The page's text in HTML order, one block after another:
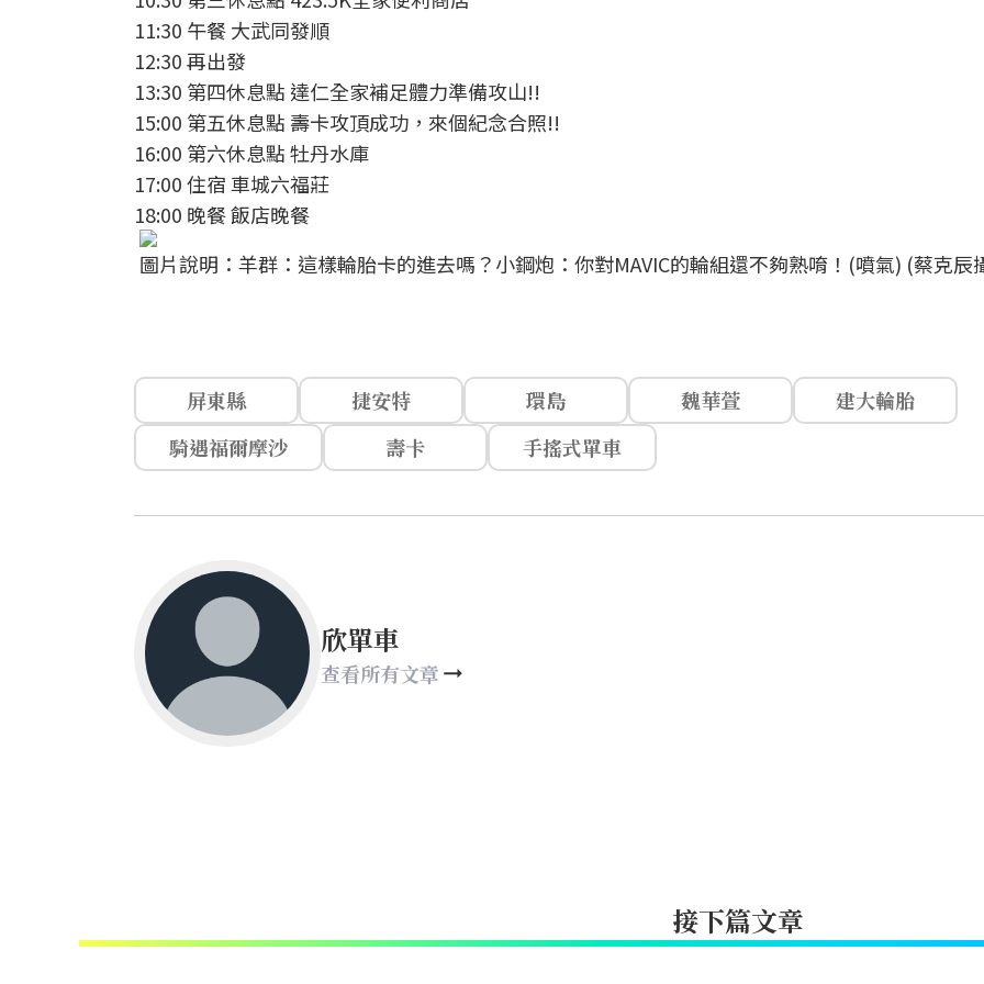
11:30 午餐 大武同發順
12:30 再出發
13:30 第四休息點 達仁全家補足體力準備攻山!!
15:00 第五休息點 壽卡攻頂成功，來個紀念合照!!
16:00 第六休息點 牡丹水庫
17:00 住宿 車城六福莊
18:00 晚餐 飯店晚餐
圖片說明：羊群：這樣輪胎卡的進去嗎？小鋼炮：你對MAVIC的輪組還不夠熟唷！(噴氣) (蔡克辰
屏東縣 捷安特 環島 魏華萱
建大輪胎
騎遇福爾摩沙
壽卡 手搖式單車
欣單車
查看所有文章
接下篇文章